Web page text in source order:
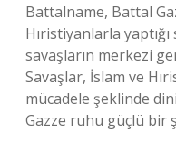
Battalname, Battal
Hıristiyanlarla
savaşların merkezi
Savaşlar, İslam ve
mücadele şeklinde
Gazze ruhu güçlü bir